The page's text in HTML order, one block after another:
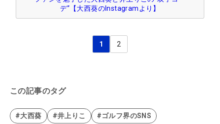
デ”【大西葵のInstagramより】
1 2
この記事のタグ
#大西葵 #井上りこ #ゴルフ界のSNS